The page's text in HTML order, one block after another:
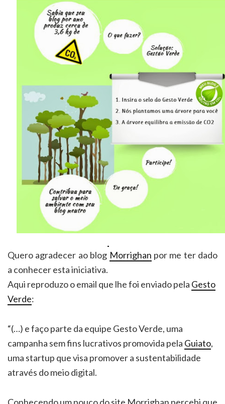
Quero agradecer ao blog Morrighan por me ter dado
a conhecer esta iniciativa.
Aqui reproduzo o email que lhe foi enviado pela Gesto
Verde:
“(…) e faço parte da equipe Gesto Verde, uma
campanha sem fins lucrativos promovida pela Guiato,
uma startup que visa promover a sustentabilidade
através do meio digital.